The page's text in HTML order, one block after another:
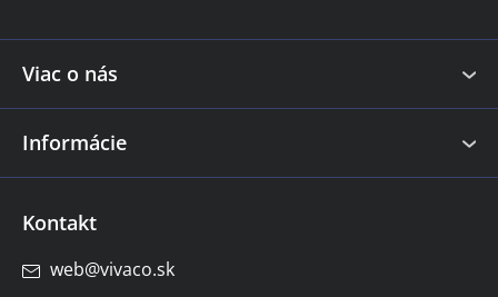
i
Viac o nás
Informácie
Kontakt
web@vivaco.sk